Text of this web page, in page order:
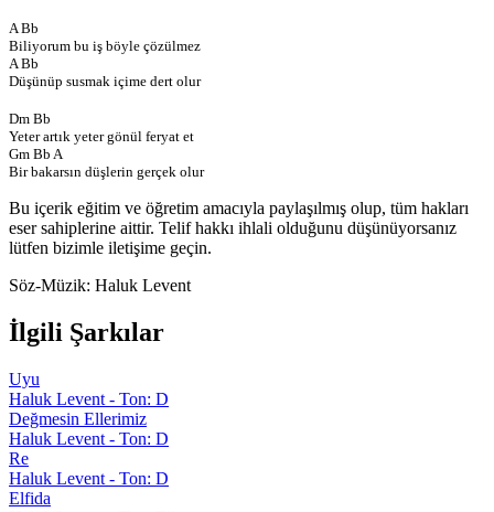
A Bb
Biliyorum bu iş böyle çözülmez
A Bb
Düşünüp susmak içime dert olur
Dm Bb
Yeter artık yeter gönül feryat et
Gm Bb A
Bir bakarsın düşlerin gerçek olur
Bu içerik eğitim ve öğretim amacıyla paylaşılmış olup, tüm hakları
eser sahiplerine aittir. Telif hakkı ihlali olduğunu düşünüyorsanız
lütfen bizimle iletişime geçin.
Söz-Müzik: Haluk Levent
İlgili Şarkılar
Uyu
Haluk Levent - Ton: D
Değmesin Ellerimiz
Haluk Levent - Ton: D
Re
Haluk Levent - Ton: D
Elfida